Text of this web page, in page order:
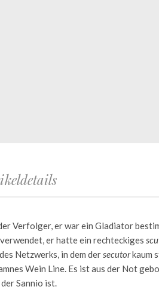
Verfolger, er war ein Gladiator
er hatte ein rechteckiges
Netzwerks, in dem dersecutorkaum
Wein Line. Es ist aus der Not
Sannio ist.